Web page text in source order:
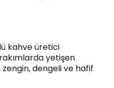
kahve üretici
yetişen
dengeli ve hafif